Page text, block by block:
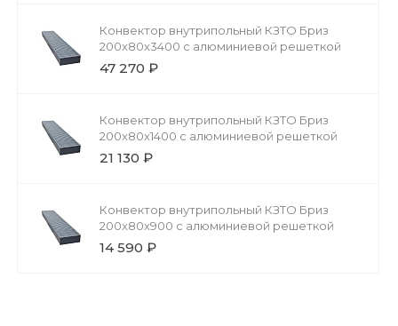
Конвектор внутрипольный КЗТО Бриз
200x80x3400 с алюминиевой решеткой
47 270 ₽
Конвектор внутрипольный КЗТО Бриз
200x80x1400 с алюминиевой решеткой
21 130 ₽
Конвектор внутрипольный КЗТО Бриз
200x80x900 с алюминиевой решеткой
14 590 ₽